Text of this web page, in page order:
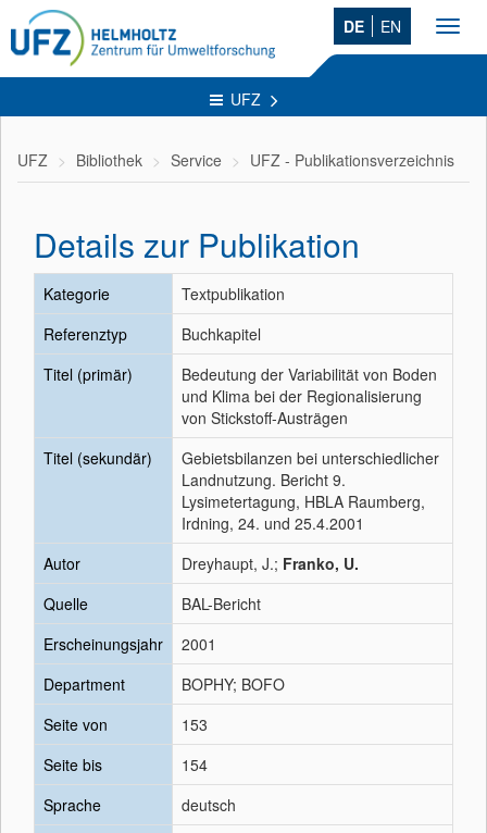
DE EN
UFZ
UFZ Bibliothek Service UFZ - Publikationsverzeichnis
Details zur Publikation
Kategorie
Textpublikation
Referenztyp
Buchkapitel
Titel (primär)
Bedeutung der Variabilität von Boden
und Klima bei der Regionalisierung
von Stickstoff-Austrägen
Titel (sekundär)
Gebietsbilanzen bei unterschiedlicher
Landnutzung. Bericht 9.
Lysimetertagung, HBLA Raumberg,
Irdning, 24. und 25.4.2001
Autor
Dreyhaupt, J.; Franko, U.
Quelle
BAL-Bericht
Erscheinungsjahr
2001
Department
BOPHY; BOFO
Seite von
153
Seite bis
154
Sprache
deutsch